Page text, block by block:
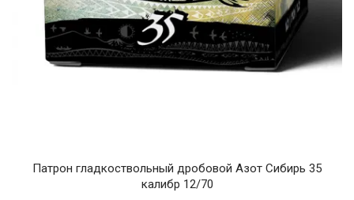
Патрон гладкоствольный дробовой Азот Сибирь 35
калибр 12/70